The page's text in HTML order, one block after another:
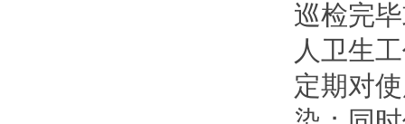
巡检完
人卫生
定期对